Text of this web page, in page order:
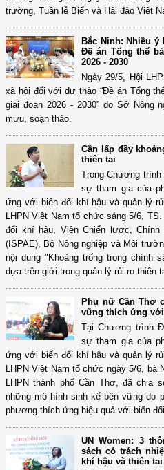
trường, Tuần lễ Biển và Hải đảo Việt
Bắc Ninh: Nhiều
Đề án Tổng thể
2026 - 2030
Ngày 29/5, Hội
xã hội đối với dự thảo “Đề án Tổng
giai đoạn 2026 - 2030” do Sở Nông
mưu, soạn thảo.
Cần lấp đầy
thiên tai
Trong Chương
sự tham gia của
ứng với biến đổi khí hậu và quản lý
LHPN Việt Nam tổ chức sáng 5/6,
đổi khí hậu, Viện Chiến lược,
(ISPAE), Bộ Nông nghiệp và Môi
nội dung "Khoảng trống trong chính
dựa trên giới trong quản lý rủi ro thiên
Phụ nữ Cần Thơ
vững thích ứng
Tại Chương trình
sự tham gia của
ứng với biến đổi khí hậu và quản lý
LHPN Việt Nam tổ chức ngày 5/6, bà
LHPN thành phố Cần Thơ, đã chia
những mô hình sinh kế bền vững do
phương thích ứng hiệu quả với biến
UN Women: 3
sách có trách
khí hậu và thiên tai